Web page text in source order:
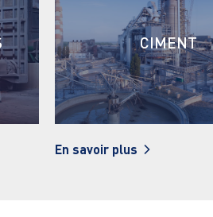
CÉRAMIQUE
En savoir plus